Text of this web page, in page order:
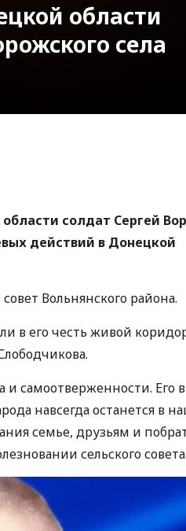
области
села
солдат Сергей
действий в Донецкой
Вольнянского района.
в его честь живой
самоотверженности. Его
навсегда останется в
семье, друзьям и
сельского совета.